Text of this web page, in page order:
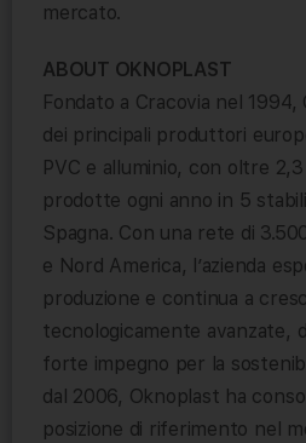
mercato.
ABOUT OKNOPLAST
Fondato a Cracovia nel
dei principali produttori
PVC e alluminio, con oltre
prodotte ogni anno in 5
Spagna. Con una rete di
e Nord America, l’azienda
produzione e continua a
tecnologicamente avanzate,
forte impegno per la
dal 2006, Oknoplast ha
posizione di riferimento nel